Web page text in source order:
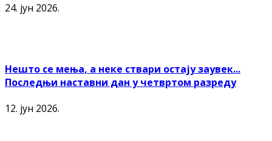
24. јун 2026.
Нешто се мења, а неке ствари остају заувек...
Последњи наставни дан у четвртом разреду
12. јун 2026.